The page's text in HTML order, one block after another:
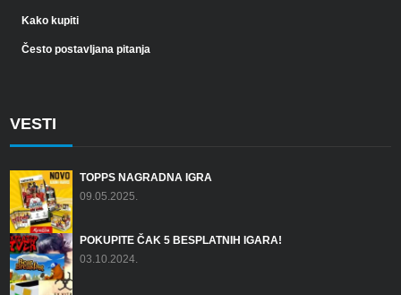
Kako kupiti
Često postavljana pitanja
VESTI
TOPPS NAGRADNA IGRA
09.05.2025.
POKUPITE ČAK 5 BESPLATNIH IGARA!
03.10.2024.